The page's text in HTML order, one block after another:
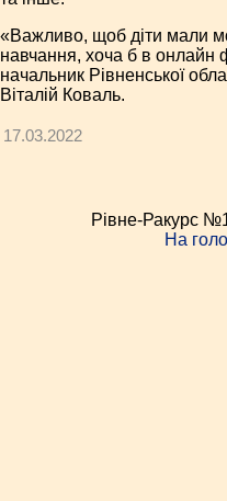
«Важливо, щоб діти мали
навчання, хоча б в онлайн
начальник Рівненської
Віталій Коваль.
17.03.2022
Рівне-Ракурс
На